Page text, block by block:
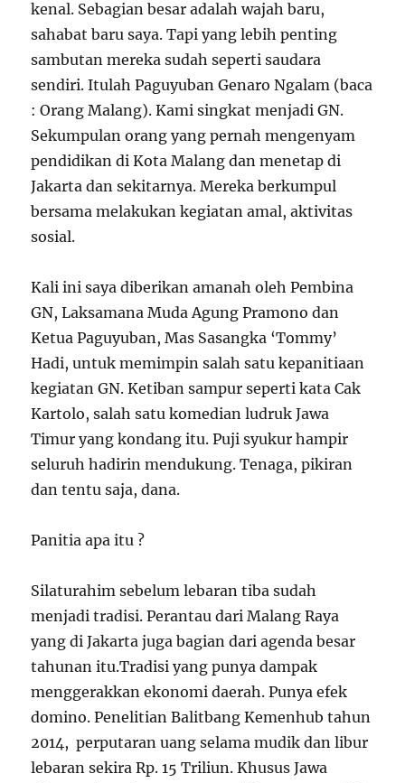
kenal. Sebagian besar adalah wajah baru,
sahabat baru saya. Tapi yang lebih penting
sambutan mereka sudah seperti saudara
sendiri. Itulah Paguyuban Genaro Ngalam (baca
: Orang Malang). Kami singkat menjadi GN.
Sekumpulan orang yang pernah mengenyam
pendidikan di Kota Malang dan menetap di
Jakarta dan sekitarnya. Mereka berkumpul
bersama melakukan kegiatan amal, aktivitas
sosial.
Kali ini saya diberikan amanah oleh Pembina
GN, Laksamana Muda Agung Pramono dan
Ketua Paguyuban, Mas Sasangka ‘Tommy’
Hadi, untuk memimpin salah satu kepanitiaan
kegiatan GN. Ketiban sampur seperti kata Cak
Kartolo, salah satu komedian ludruk Jawa
Timur yang kondang itu. Puji syukur hampir
seluruh hadirin mendukung. Tenaga, pikiran
dan tentu saja, dana.
Panitia apa itu ?
Silaturahim sebelum lebaran tiba sudah
menjadi tradisi. Perantau dari Malang Raya
yang di Jakarta juga bagian dari agenda besar
tahunan itu.Tradisi yang punya dampak
menggerakkan ekonomi daerah. Punya efek
domino. Penelitian Balitbang Kemenhub tahun
2014, perputaran uang selama mudik dan libur
lebaran sekira Rp. 15 Triliun. Khusus Jawa